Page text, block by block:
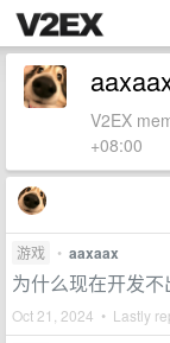
V2EX
+08:00
游戏 • aaxaax
为什么现在开发不
Oct 21, 2024 • Lastly